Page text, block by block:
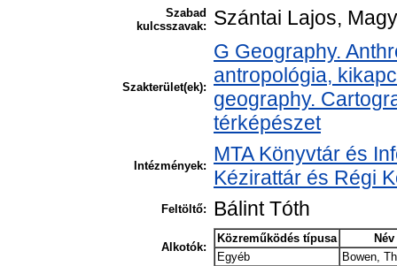
Szabad
kulcsszavak:
Szántai Lajos,
Szakterület(ek):
G Geography.
antropológia,
geography.
térképészet
Intézmények:
MTA Könyvtár és
Kézirattár és Régi
Feltöltő: Bálint Tóth
Alkotók:
Közreműködés típusa
Név
Egyéb
Bowen,